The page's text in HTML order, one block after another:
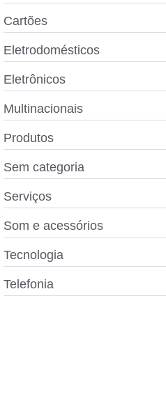
Cartões
Eletrodomésticos
Eletrônicos
Multinacionais
Produtos
Sem categoria
Serviços
Som e acessórios
Tecnologia
Telefonia